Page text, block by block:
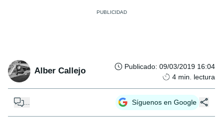
Alber Callejo Publicado: 09/03/2019 16:04
4 min. lectura
Síguenos en Google